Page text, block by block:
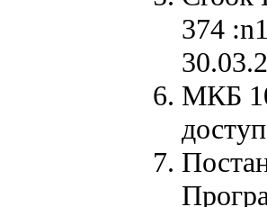
374
МКБ